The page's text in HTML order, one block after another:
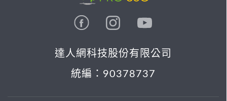
達人網科技股份有限公司
統編：90378737